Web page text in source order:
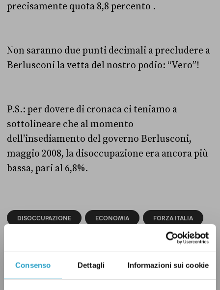
Consenso Dettagli Informazioni sui cookie
precisamente quota 8,8 percento .
Non saranno due punti decimali a precludere a
Berlusconi la vetta del nostro podio: “Vero”!
P.S.: per dovere di cronaca ci teniamo a
sottolineare che al momento
dell’insediamento del governo Berlusconi,
maggio 2008, la disoccupazione era ancora più
bassa, pari al 6,8%.
DISOCCUPAZIONE ECONOMIA FORZA ITALIA